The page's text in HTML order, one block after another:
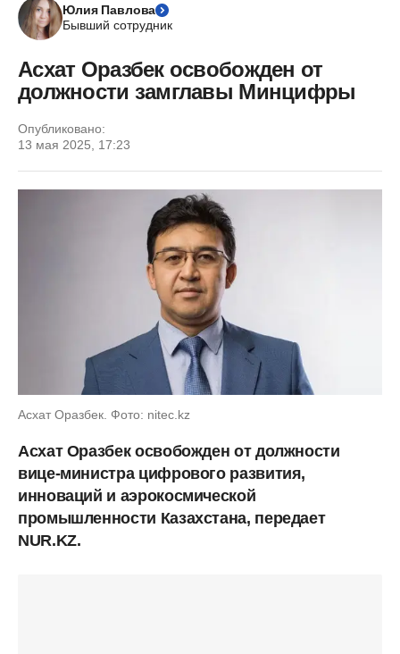
Юлия Павлова
Бывший сотрудник
Асхат Оразбек освобожден от
должности замглавы Минцифры
Опубликовано:
13 мая 2025, 17:23
Асхат Оразбек. Фото: nitec.kz
Асхат Оразбек освобожден от должности
вице-министра цифрового развития,
инноваций и аэрокосмической
промышленности Казахстана, передает
NUR.KZ.